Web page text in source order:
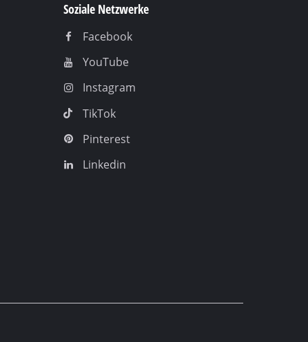
Soziale Netzwerke
Facebook
YouTube
Instagram
TikTok
Pinterest
Linkedin